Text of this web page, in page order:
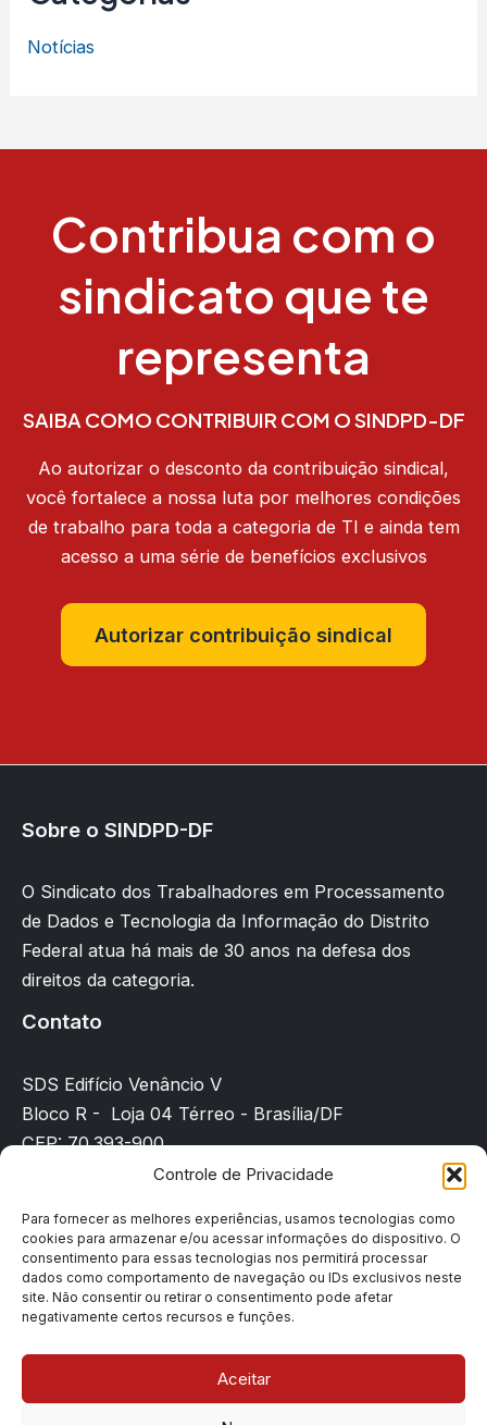
Controle de Privacidade
Para fornecer as melhores experiências, usamos tecnologias como
cookies para armazenar e/ou acessar informações do dispositivo. O
consentimento para essas tecnologias nos permitirá processar
dados como comportamento de navegação ou IDs exclusivos neste
site. Não consentir ou retirar o consentimento pode afetar
negativamente certos recursos e funções.
Aceitar
Notícias
Contribua com o
sindicato que te
representa
SAIBA COMO CONTRIBUIR COM O SINDPD-DF
Ao autorizar o desconto da contribuição sindical,
você fortalece a nossa luta por melhores condições
de trabalho para toda a categoria de TI e ainda tem
acesso a uma série de benefícios exclusivos
Autorizar contribuição sindical
Sobre o SINDPD-DF
O Sindicato dos Trabalhadores em Processamento
de Dados e Tecnologia da Informação do Distrito
Federal atua há mais de 30 anos na defesa dos
direitos da categoria.
Contato
SDS Edifício Venâncio V
Bloco R - Loja 04 Térreo - Brasília/DF
CEP: 70.393-900
Página inicial
Notícias
Filiação
Contato
Denúncias